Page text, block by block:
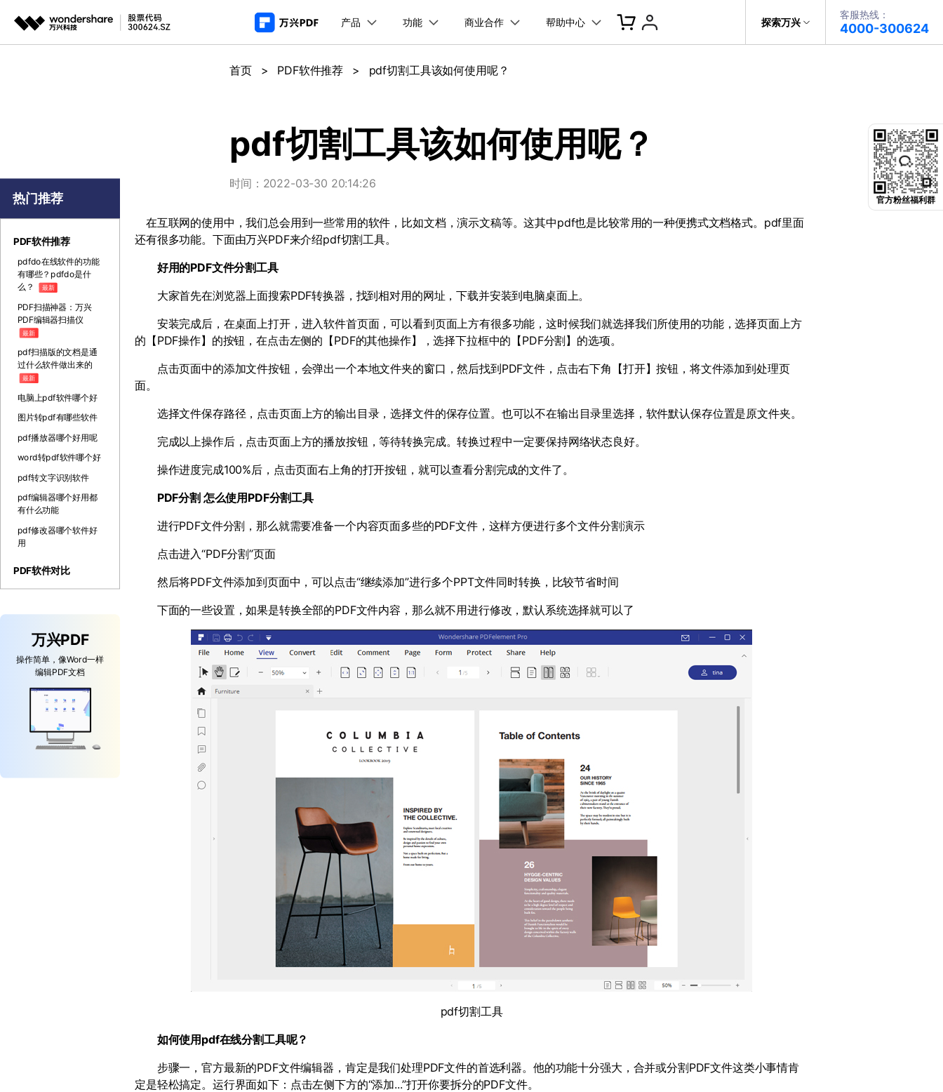
探索万兴
客服热线：
4000-300624
推荐产品
AI驱动的一站式精品影视内容创作平台
一句话生成视频/图片/音乐
Wondershare SelfyzAI
一站式办公绘图利器
基于云的跨端思维导图软件
万兴PDF
秒会的全能PDF编辑神器
万兴恢复专家
简单高效的数据管理软件
帮助中心
政企服务
客户案例 视频创意 金融&银行 电力资源
新闻中心 关于万兴 加入我们 帮助中心
产品
桌面端
万兴PDF Mac版
移动端
万兴PDF iOS版 申请试用
功能
PDF新功能 PDF合并工具
PDF加密
PDF文件压缩
PDF批量工具 PDF页面调整 PDF OCR
商业合作
学校&教育 企业采购
帮助中心
产品支持
常见问题
产品信息
下载中心 02.转换PDF
首页 > PDF软件推荐 > pdf切割工具该如何使用呢？
pdf切割工具该如何使用呢？
时间：2022-03-30 20:14:26
在互联网的使用中，我们总会用到一些常用的软件，比如文档，演示文稿等。这其中pdf也是比较常用的一种便携式文档格式。 pdf里面
还有很多功能。下面由万兴PDF来介绍pdf切割工具。
好用的PDF文件分割工具
大家首先在浏览器上面搜索PDF转换器，找到相对用的网址，下载并安装到电脑桌面上。
安装完成后，在桌面上打开，进入软件首页面，可以看到页面上方有很多功能，这时候我们就选择我们所使用的功能，选择页面上方
的【PDF操作】的按钮，在点击左侧的【PDF的其他操作】，选择下拉框中的【PDF分割】的选项。
点击页面中的添加文件按钮，会弹出一个本地文件夹的窗口，然后找到PDF文件，点击右下角【打开】按钮，将文件添加到处理页
面。
选择文件保存路径，点击页面上方的输出目录，选择文件的保存位置。也可以不在输出目录里选择，软件默认保存位置是原文件夹。
完成以上操作后，点击页面上方的播放按钮，等待转换完成。转换过程中一定要保持网络状态良好。
操作进度完成100%后，点击页面右上角的打开按钮，就可以查看分割完成的文件了。
PDF分割 怎么使用 PDF分割工具
进行PDF文件分割，那么就需要准备一个内容页面多些的PDF文件，这样方便进行多个文件分割演示
点击进入“PDF分割”页面
然后将PDF文件添加到页面中，可以点击“继续添加”进行多个PPT文件同时转换，比较节省时间
下面的一些设置，如果是转换全部的PDF文件内容，那么就不用进行修改，默认系统选择就可以了
pdf切割工具
如何使用 pdf在线分割工具呢？
步骤一，官方最新的PDF文件编辑器，肯定是我们处理PDF文件的首选利器。他的功能十分强大，合并或分割PDF文件这类小事情肯
定是轻松搞定。运行界面如下：点击左侧下方的“添加...”打开你要拆分的PDF文件。
热门推荐
PDF软件推荐
pdfdo在线软件的功能
有哪些？pdfdo是什
么？
最新
PDF扫描神器：万兴
PDF编辑器扫描仪
最新
pdf扫描版的文档是通
过什么软件做出来的
最新
电脑上pdf软件哪个好
图片转pdf有哪些软件
pdf播放器哪个好用呢
word转pdf软件哪个好
pdf转文字识别软件
pdf编辑器哪个好用都
有什么功能
pdf修改器哪个软件好
用
PDF软件对比
万兴PDF
操作简单，像Word一样
编辑PDF文档
官方粉丝福利群